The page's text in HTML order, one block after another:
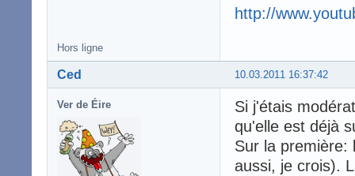
http://
Hors ligne
10.03.2011 16:37:42
Ced
Ver de Éire
Si j'étais
qu'elle est déjà
Sur la première:
aussi, je crois).